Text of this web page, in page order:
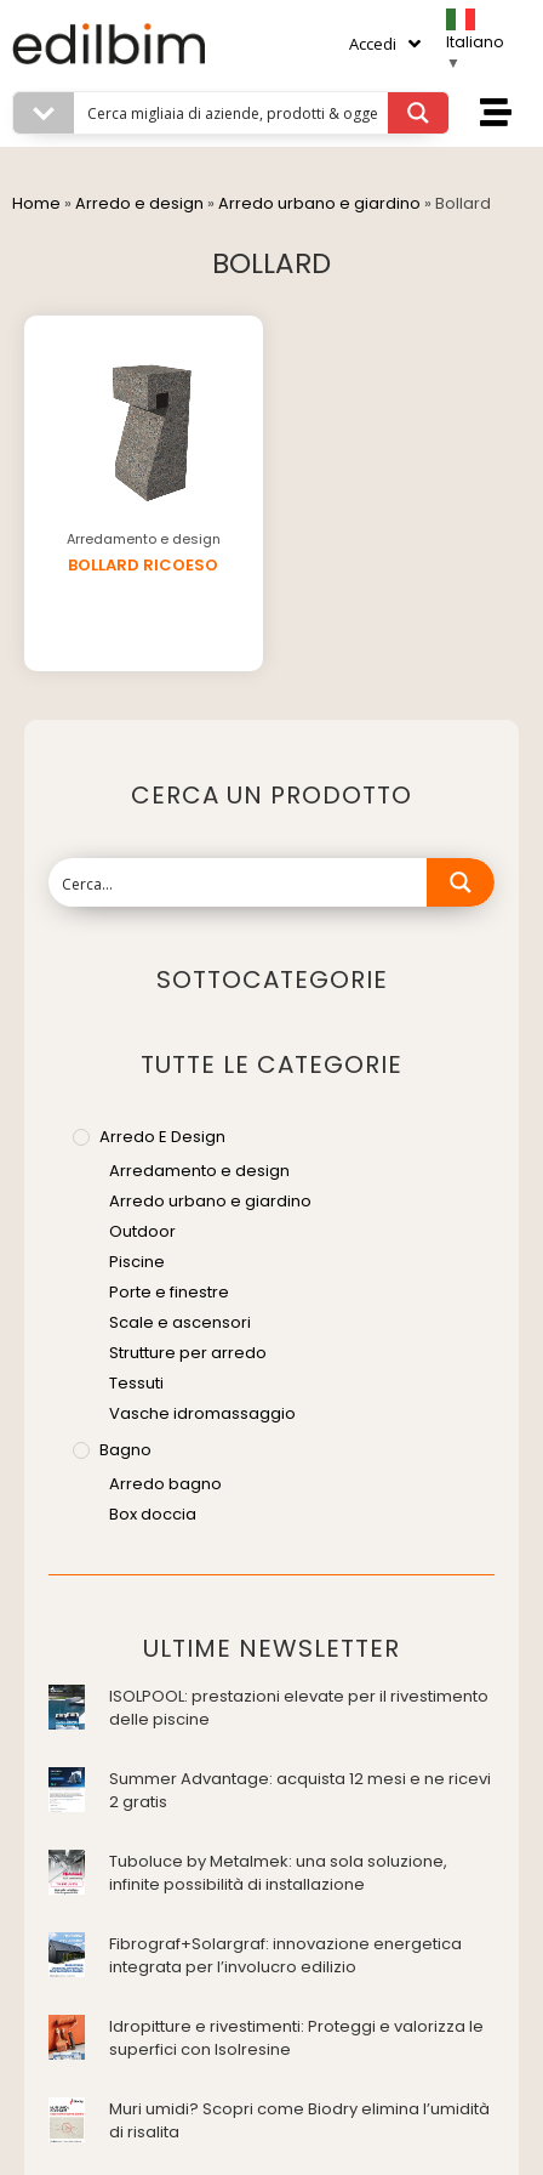
Accedi
Italiano
▼
Home » Arredo e design » Arredo urbano e giardino » Bollard
BOLLARD
Arredamento e design
BOLLARD RICOESO
CERCA UN PRODOTTO
SOTTOCATEGORIE
TUTTE LE CATEGORIE
Arredo E Design
Arredamento e design
Arredo urbano e giardino
Outdoor
Piscine
Porte e finestre
Scale e ascensori
Strutture per arredo
Tessuti
Vasche idromassaggio
Bagno
Arredo bagno
Box doccia
Placche di comando per wc
Domotica Ed Impianti Elettrici
Edilizia
Antincendio e sicurezza
Attrezzature manuali
Cappe d'aspirazione
Consolidamento
Deumidificazione
Energie rinnovabili
Ferramenta e fissaggi
Impianti idrici e depurazione
Impianti termici e climatizzazione
ULTIME NEWSLETTER
ISOLPOOL: prestazioni elevate per il rivestimento
delle piscine
Summer Advantage: acquista 12 mesi e ne ricevi
2 gratis
Tuboluce by Metalmek: una sola soluzione,
infinite possibilità di installazione
Fibrograf+Solargraf: innovazione energetica
integrata per l’involucro edilizio
Idropitture e rivestimenti: Proteggi e valorizza le
superfici con Isolresine
Muri umidi? Scopri come Biodry elimina l’umidità
di risalita